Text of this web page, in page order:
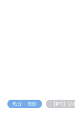
魚介・海鮮 【PR】